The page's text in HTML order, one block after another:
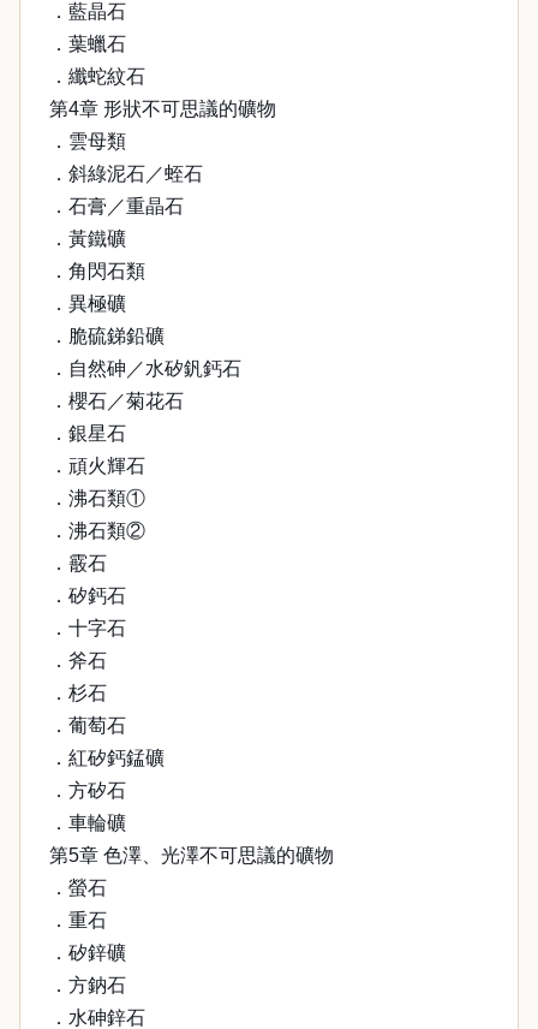
．藍晶石
．葉蠟石
．纖蛇紋石
第4章 形狀不可思議的礦物
．雲母類
．斜綠泥石／蛭石
．石膏／重晶石
．黃鐵礦
．角閃石類
．異極礦
．脆硫銻鉛礦
．自然砷／水矽釩鈣石
．櫻石／菊花石
．銀星石
．頑火輝石
．沸石類①
．沸石類②
．霰石
．矽鈣石
．十字石
．斧石
．杉石
．葡萄石
．紅矽鈣錳礦
．方矽石
．車輪礦
第5章 色澤、光澤不可思議的礦物
．螢石
．重石
．矽鋅礦
．方鈉石
．水砷鋅石